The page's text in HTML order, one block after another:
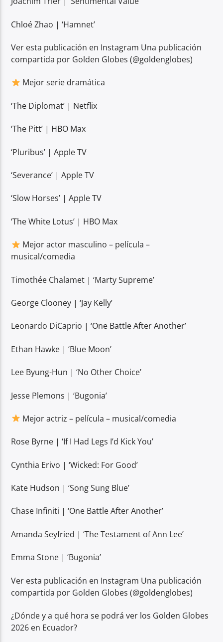
Chloé Zhao | ‘Hamnet’
Ver esta publicación en Instagram Una publicación
compartida por Golden Globes (@goldenglobes)
Mejor serie dramática
‘The Diplomat’ | Netflix
‘The Pitt’ | HBO Max
‘Pluribus’ | Apple TV
‘Severance’ | Apple TV
‘Slow Horses’ | Apple TV
‘The White Lotus’ | HBO Max
Mejor actor masculino – película –
musical/comedia
Timothée Chalamet | ‘Marty Supreme’
George Clooney | ‘Jay Kelly’
Leonardo DiCaprio | ‘One Battle After Another’
Ethan Hawke | ‘Blue Moon’
Lee Byung-Hun | ‘No Other Choice’
Jesse Plemons | ‘Bugonia’
Mejor actriz – película – musical/comedia
Rose Byrne | ‘If I Had Legs I’d Kick You’
Cynthia Erivo | ‘Wicked: For Good’
Kate Hudson | ‘Song Sung Blue’
Chase Infiniti | ‘One Battle After Another’
Amanda Seyfried | ‘The Testament of Ann Lee’
Emma Stone | ‘Bugonia’
Ver esta publicación en Instagram Una publicación
compartida por Golden Globes (@goldenglobes)
¿Dónde y a qué hora se podrá ver los Golden Globes
2026 en Ecuador?